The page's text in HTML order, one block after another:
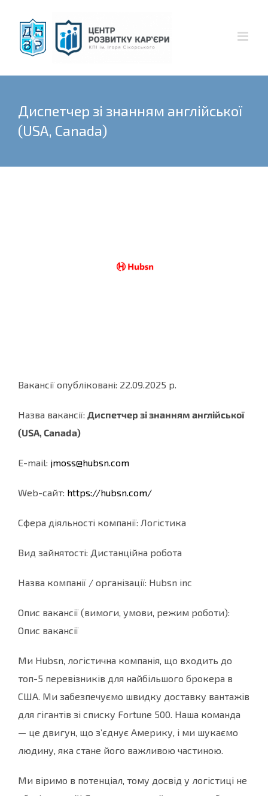
content
Диспетчер зi знанням англійської
(USA, Canada)
Вакансії опубліковані: 22.09.2025 р.
Назва вакансії: Диспетчер зi знанням англійської
(USA, Canada)
E-mail: jmoss@hubsn.com
Web-cайт: https://hubsn.com/
Сфера діяльності компанії: Логістика
Вид зайнятості: Дистанційна робота
Назва компанії / організації: Hubsn inc
Опис вакансії (вимоги, умови, режим роботи):
Опис вакансії
Ми Hubsn, логістична компанія, що входить до
топ-5 перевізників для найбільшого брокера в
США. Ми забезпечуємо швидку доставку вантажів
для гігантів зі списку Fortune 500. Наша команда
— це двигун, що з’єднує Америку, і ми шукаємо
людину, яка стане його важливою частиною.
Ми віримо в потенціал, тому досвід у логістиці не